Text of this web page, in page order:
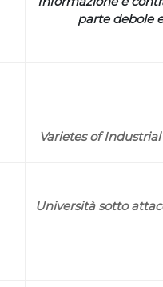
parte debole
Varietes of
Università sotto